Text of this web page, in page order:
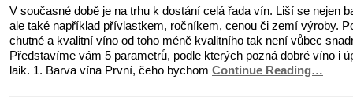
V současné době je na trhu k dostání celá řada vín. Liší se nejen
ale také například přívlastkem, ročníkem, cenou či zemí výroby.
chutné a kvalitní víno od toho méně kvalitního tak není vůbec
Představíme vám 5 parametrů, podle kterých pozná dobré víno i
laik. 1. Barva vína První, čeho bychom Continue Reading…